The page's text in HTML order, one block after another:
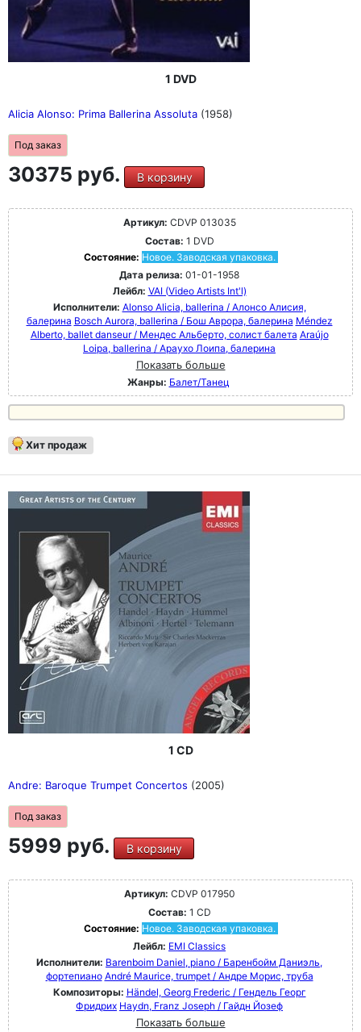
1 DVD
Alicia Alonso: Prima Ballerina Assoluta (1958)
Под заказ
30375 руб. В корзину
Артикул: CDVP 013035
Состав: 1 DVD
Состояние: Новое. Заводская упаковка.
Дата релиза: 01-01-1958
Лейбл: VAI (Video Artists Int'l)
Исполнители: Alonso Alicia, ballerina / Алонсо Алисия,
балерина Bosch Aurora, ballerina / Бош Аврора, балерина Méndez
Alberto, ballet danseur / Мендес Альберто, солист балета Araújo
Loipa, ballerina / Араухо Лоипа, балерина
Показать больше
Жанры: Балет/Танец
Хит продаж
1 CD
Andre: Baroque Trumpet Concertos (2005)
Под заказ
5999 руб. В корзину
Артикул: CDVP 017950
Состав: 1 CD
Состояние: Новое. Заводская упаковка.
Лейбл: EMI Classics
Исполнители: Barenboim Daniel, piano / Баренбойм Даниэль,
фортепиано André Maurice, trumpet / Андре Морис, труба
Композиторы: Händel, Georg Frederic / Гендель Георг
Фридрих Haydn, Franz Joseph / Гайдн Йозеф
Показать больше